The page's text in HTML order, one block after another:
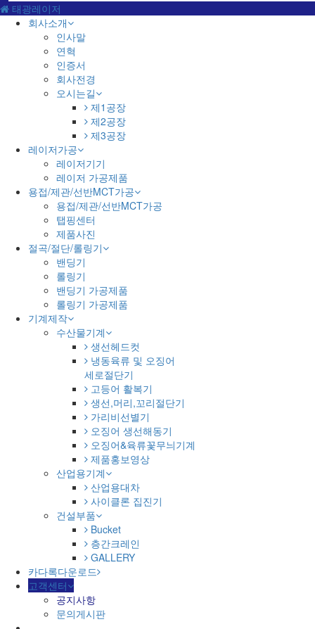
태광레이저
회사소개
인사말
연혁
인증서
회사전경
오시는길
제1공장
제2공장
제3공장
레이저가공
레이저기기
레이저 가공제품
용접/제관/선반MCT가공
용접/제관/선반MCT가공
탭핑센터
제품사진
절곡/절단/롤링기
밴딩기
롤링기
밴딩기 가공제품
롤링기 가공제품
기계제작
수산물기계
생선헤드컷
냉동육류 및 오징어
세로절단기
고등어 활복기
생선,머리,꼬리절단기
가리비선별기
오징어 생선해동기
오징어&육류꽃무늬기계
제품홍보영상
산업용기계
산업용대차
사이클론 집진기
건설부품
Bucket
층간크레인
GALLERY
카다록다운로드
고객센터
공지사항
문의게시판